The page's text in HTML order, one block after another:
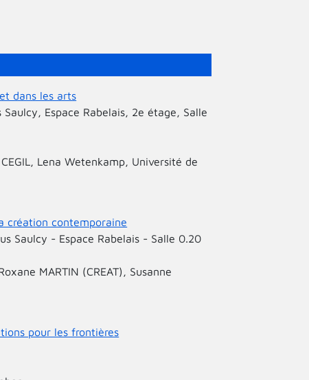
dans les arts
Espace Rabelais, 2e étage, Salle
Lena Wetenkamp, Université de
création contemporaine
Saulcy - Espace Rabelais - Salle 0.20
MARTIN (CREAT), Susanne
pour les frontières